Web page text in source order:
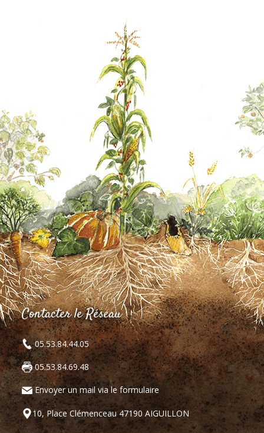
Contacter le Réseau
05.53.84.44.05
05.53.84.69.48
Envoyer un mail via le formulaire
10, Place Clémenceau 47190 AIGUILLON